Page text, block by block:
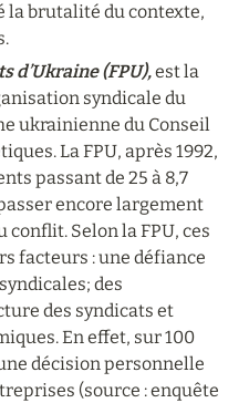
la brutalité du contexte,
d’Ukraine (FPU), est la
syndicale du
ukrainienne du Conseil
La FPU, après 1992,
passant de 25 à 8,7
encore largement
conflit. Selon la FPU, ces
facteurs : une défiance
des
des syndicats et
En effet, sur 100
décision personnelle
(source : enquête